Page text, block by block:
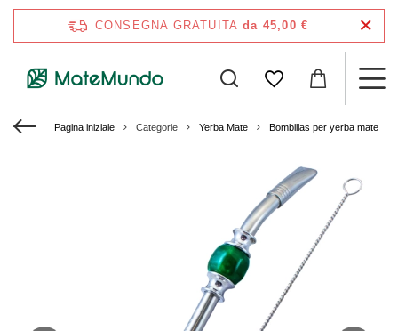
CONSEGNA GRATUITA da 45,00 €
Pagina iniziale Categorie Yerba Mate Bombillas per yerba mate